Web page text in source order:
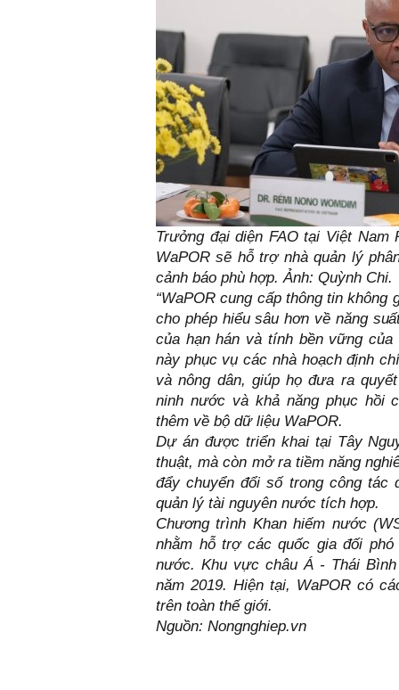
Trưởng đại diện FAO tại Việt Nam
WaPOR sẽ hỗ trợ nhà quản lý
cảnh báo phù hợp. Ảnh: Quỳnh Chi.
“WaPOR cung cấp thông tin
cho phép hiểu sâu hơn về năng
của hạn hán và tính bền vững của
này phục vụ các nhà hoạch định
và nông dân, giúp họ đưa ra
ninh nước và khả năng phục hồi
thêm về bộ dữ liệu WaPOR.
Dự án được triển khai tại Tây
thuật, mà còn mở ra tiềm năng
đẩy chuyển đổi số trong công
quản lý tài nguyên nước tích hợp.
Chương trình Khan hiếm nước
nhằm hỗ trợ các quốc gia đối
nước. Khu vực châu Á - Thái
năm 2019. Hiện tại, WaPOR có
trên toàn thế giới.
Nguồn: Nongnghiep.vn